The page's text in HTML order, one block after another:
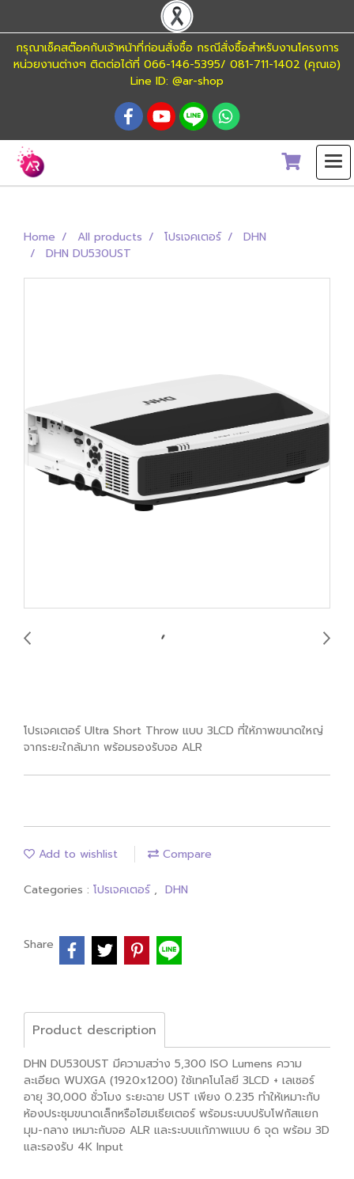
กรุณาเช็คสต๊อคกับเจ้าหน้าที่ก่อนสั่งซื้อ กรณีสั่งซื้อสำหรับงานโครงการ
หน่วยงานต่างๆ ติดต่อได้ที่ 066-146-5395/ 081-711-1402 (คุณเอ)
Line ID: @ar-shop
Home All products โปรเจคเตอร์
DHN
DHN DU530UST
โปรเจคเตอร์ Ultra Short Throw แบบ 3LCD ที่ให้ภาพขนาดใหญ่
จากระยะใกล้มาก พร้อมรองรับจอ ALR
Add to wishlist Compare
Categories : โปรเจคเตอร์ , DHN
Share
Product description
DHN DU530UST มีความสว่าง 5,300 ISO Lumens ความ
ละเอียด WUXGA (1920x1200) ใช้เทคโนโลยี 3LCD + เลเซอร์
อายุ 30,000 ชั่วโมง ระยะฉาย UST เพียง 0.235 ทำให้เหมาะกับ
ห้องประชุมขนาดเล็กหรือโฮมเธียเตอร์ พร้อมระบบปรับโฟกัสแยก
มุม-กลาง เหมาะกับจอ ALR และระบบแก้ภาพแบบ 6 จุด พร้อม 3D
และรองรับ 4K Input